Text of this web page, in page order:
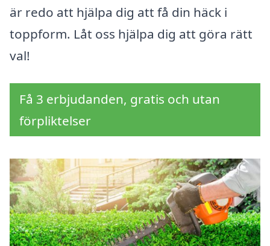
är redo att hjälpa dig att få din häck i
toppform. Låt oss hjälpa dig att göra rätt
val!
Få 3 erbjudanden, gratis och utan
förpliktelser